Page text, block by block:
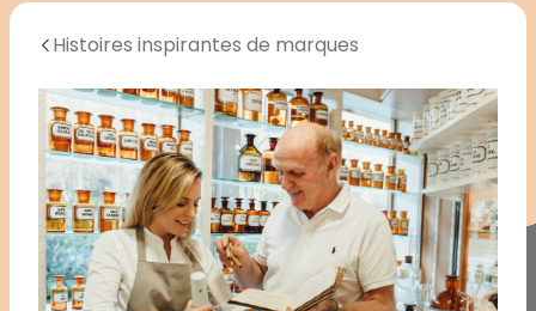
Histoires inspirantes de marques